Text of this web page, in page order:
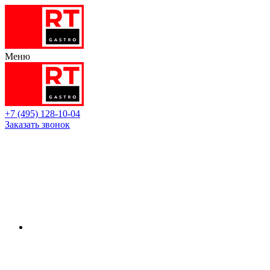
Меню
+7 (495) 128-10-04
Заказать звонок